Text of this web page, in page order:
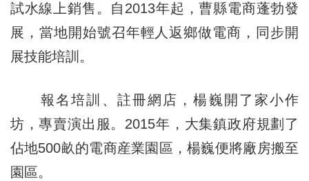
試水線上銷售。自2013年起，曹縣電商蓬勃發
展，當地開始號召年輕人返鄉做電商，同步開
展技能培訓。
報名培訓、註冊網店，楊巍開了家小作
坊，專賣演出服。2015年，大集鎮政府規劃了
佔地500畝的電商産業園區，楊巍便將廠房搬至
園區。